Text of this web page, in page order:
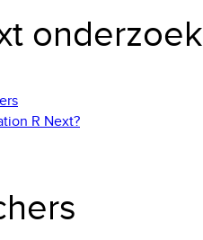
onderzoek
R Next?